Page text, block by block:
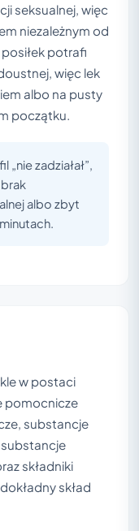
seksualnej, więc
niezależnym od
potrafi
więc lek
albo na pusty
początku.
zadziałał”,
albo zbyt
w postaci
pomocnicze
substancje
składniki
skład